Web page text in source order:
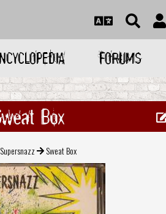
FORUMS
Box
Supersnazz Sweat Box